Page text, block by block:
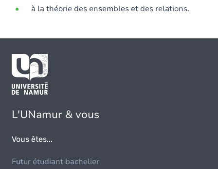
à la théorie des ensembles et des relations.
L'UNamur & vous
Vous êtes...
Futur étudiant bachelier